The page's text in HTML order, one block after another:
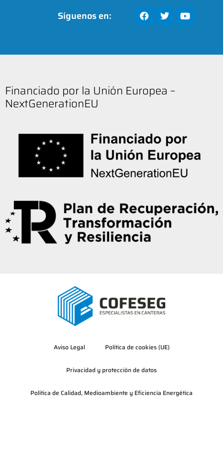
Síguenos en:
Financiado por la Unión Europea –
NextGenerationEU
Aviso Legal Política de cookies (UE)
Privacidad y protección de datos
Política de Calidad, Medioambiente y Eficiencia Energética